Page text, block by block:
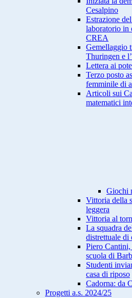
Cesalpino
Estrazione
laboratorio in
CREA
Gemellaggio
Thuringen e
Lettera ai
Terzo posto
femminile di
Articoli sui
matematici
Giochi
Vittoria della
leggera
Vittoria al
La squadra
distrettuale di
Piero
scuola di
Studenti
casa di riposo
Cadorna: da
Progetti a.s. 2024/25